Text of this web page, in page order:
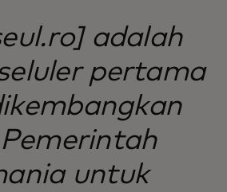
adalah
pertama
untuk